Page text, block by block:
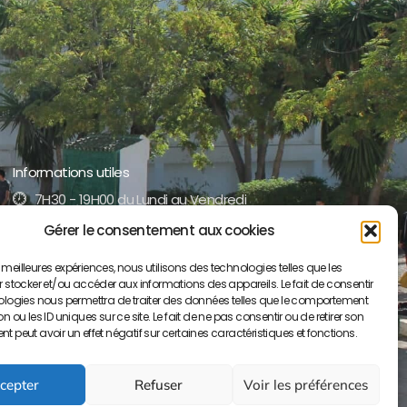
Gérer le consentement aux cookies
meilleures expériences, nous utilisons des technologies telles que les
stocker et/ou accéder aux informations des appareils. Le fait de consentir
nous permettra de traiter des données telles que le comportement
ou les ID uniques sur ce site. Le fait de ne pas consentir ou de retirer son
peut avoir un effet négatif sur certaines caractéristiques et fonctions.
Refuser Voir les préférences
Informations utiles
7H30 - 19H00 du Lundi au Vendredi
+212 5 35 52 17 51 /52
contact@lyceepaulvalery-ma.org
Boulevard Moulay Youssef BP S/34, 50000
Meknès